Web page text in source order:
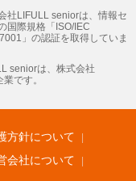
ママの就労支援
後の暮らし情報
投資 アドバイザー
不動産会社
まちむすび
HOME'S PRESS
社LIFULL seniorは、情報セ
国際規格「ISO/IEC
」の認証を取得していま
seniorは、株式会社
です。
方針について
会社について